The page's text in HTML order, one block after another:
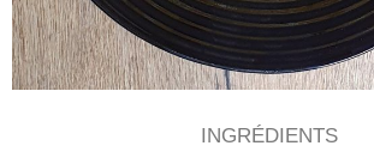
INGRÉDIENTS